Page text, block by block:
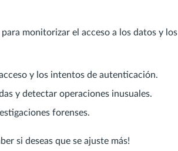
monitorizar el acceso a los datos y los
y los intentos de autenticación.
y detectar operaciones inusuales.
forenses.
si deseas que se ajuste más!